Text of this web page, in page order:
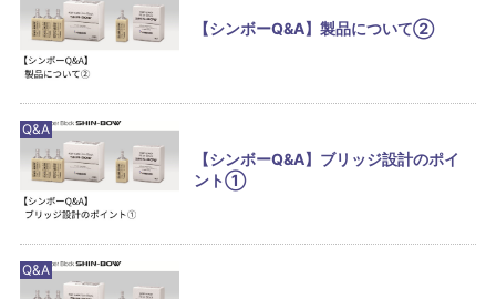
【シンボーQ&A】製品について②
Q&A
【シンボーQ&A】ブリッジ設計のポイ
ント①
Q&A